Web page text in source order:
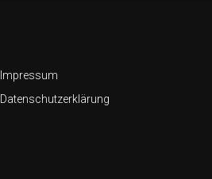
Impressum
Datenschutzerklärung